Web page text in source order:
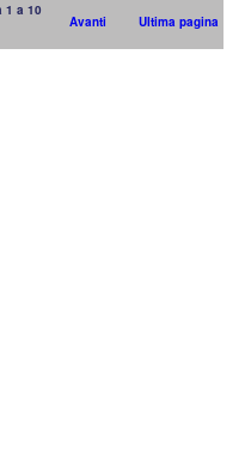
1 a 10
Avanti Ultima pagina